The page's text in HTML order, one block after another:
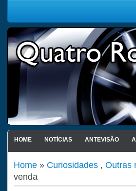
HOME NOTÍCIAS ANTEVISÃO
Home » Curiosidades , Outras
venda